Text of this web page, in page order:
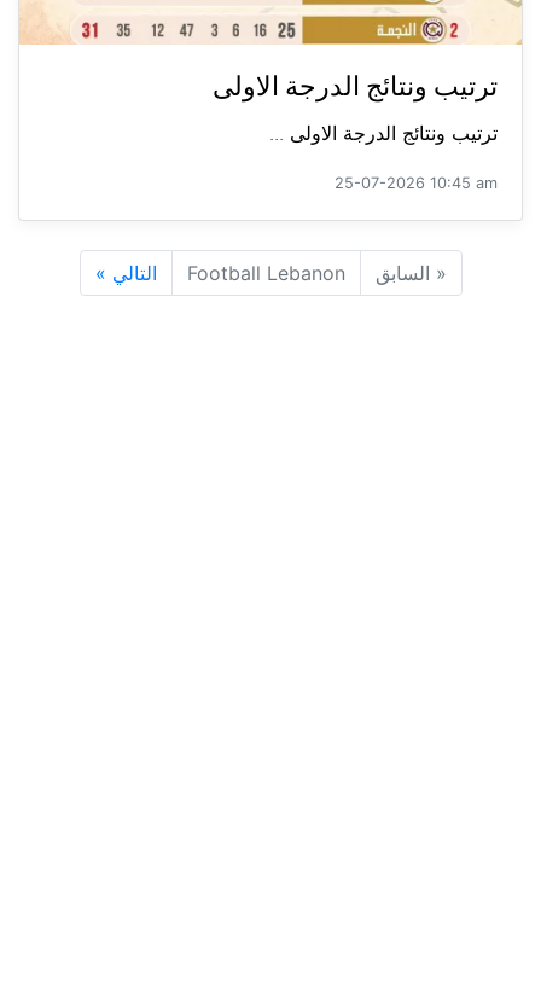
ترتيب ونتائج الدرجة الاولى
ترتيب ونتائج الدرجة الاولى ...
25-07-2026 10:45 am
« السابق Football Lebanon التالي »